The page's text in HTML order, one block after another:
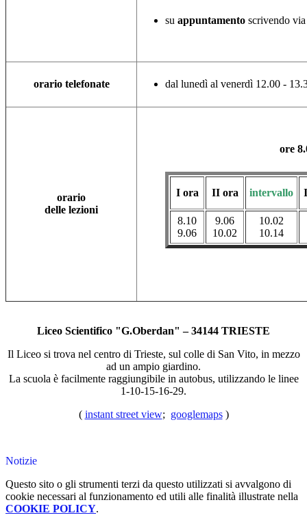
su appuntamento scrivendo
orario telefonate dal lunedì al venerdì 12.00 -
orario
delle lezioni
ore
I ora II ora intervallo
8.10
9.06
9.06
10.02
10.02
10.14
Liceo Scientifico "G.Oberdan"– 34144 TRIESTE
Il Liceo si trova nel centro di Trieste, sul colle di San Vito, in mezzo
ad un ampio giardino.
La scuola è facilmente raggiungibile in autobus, utilizzando le linee
1-10-15-16-29.
( instant street view; googlemaps)
Notizie
Questo sito o gli strumenti terzi da questo utilizzati si avvalgono di
cookie necessari al funzionamento ed utili alle finalità illustrate nella
COOKIE POLICY.